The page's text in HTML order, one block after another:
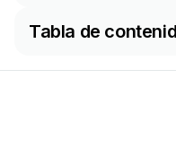
Tabla de